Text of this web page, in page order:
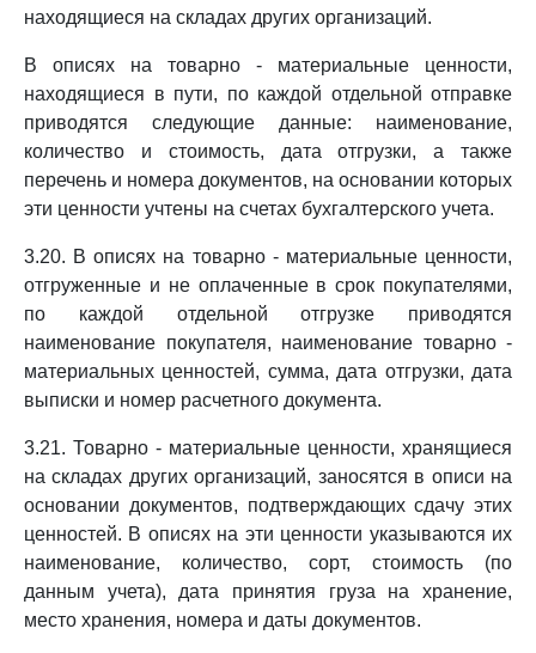
находящиеся на складах других организаций.
В описях на товарно - материальные ценности,
находящиеся в пути, по каждой отдельной отправке
приводятся следующие данные: наименование,
количество и стоимость, дата отгрузки, а также
перечень и номера документов, на основании которых
эти ценности учтены на счетах бухгалтерского учета.
3.20. В описях на товарно - материальные ценности,
отгруженные и не оплаченные в срок покупателями,
по каждой отдельной отгрузке приводятся
наименование покупателя, наименование товарно -
материальных ценностей, сумма, дата отгрузки, дата
выписки и номер расчетного документа.
3.21. Товарно - материальные ценности, хранящиеся
на складах других организаций, заносятся в описи на
основании документов, подтверждающих сдачу этих
ценностей. В описях на эти ценности указываются их
наименование, количество, сорт, стоимость (по
данным учета), дата принятия груза на хранение,
место хранения, номера и даты документов.